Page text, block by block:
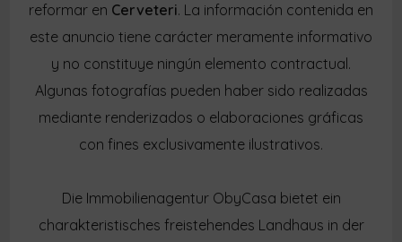
reformar en Cerveteri. La información contenida en
este anuncio tiene carácter meramente informativo
y no constituye ningún elemento contractual.
Algunas fotografías pueden haber sido realizadas
mediante renderizados o elaboraciones gráficas
con fines exclusivamente ilustrativos.
Die Immobilienagentur ObyCasa bietet ein
charakteristisches freistehendes Landhaus in der